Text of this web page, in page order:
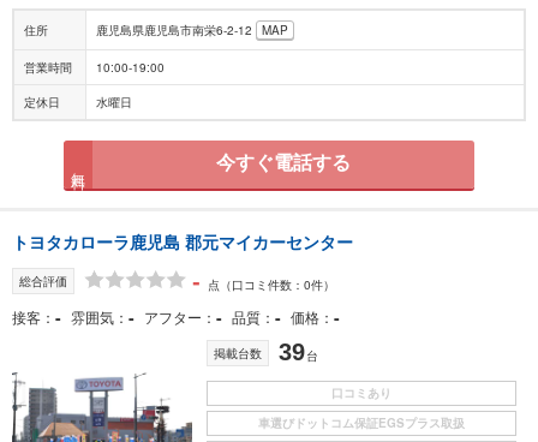
住所 鹿児島県鹿児島市南栄6-2-12 MAP
営業時間 10:00-19:00
定休日 水曜日
今すぐ電話する
トヨタカローラ鹿児島 郡元マイカーセンター
総合評価 - 点 （口コミ件数：0件）
接客 - 雰囲気 - アフター - 品質 - 価格 -
掲載台数 39台
口コミあり
車選びドットコム保証EGSプラス取扱